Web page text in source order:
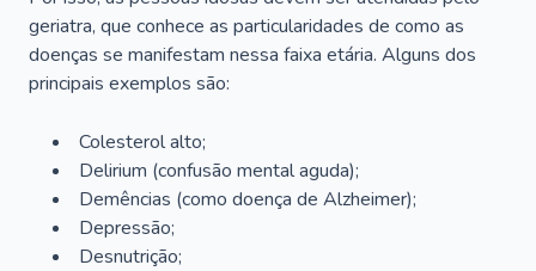
geriatra, que conhece as particularidades de como as
doenças se manifestam nessa faixa etária. Alguns dos
principais exemplos são:
Colesterol alto;
Delirium (confusão mental aguda);
Demências (como doença de Alzheimer);
Depressão;
Desnutrição;